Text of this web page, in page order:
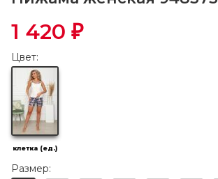
1 420 ₽
Цвет:
клетка (ед.)
Размер: